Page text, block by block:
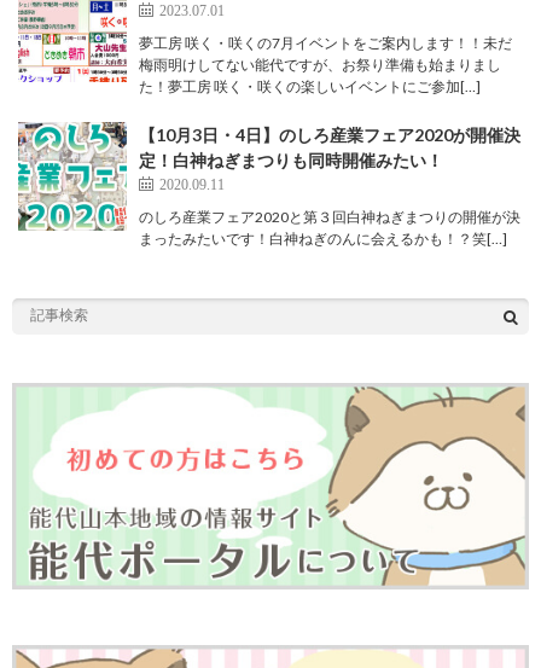
2023.07.01
夢工房 咲く・咲くの7月イベントをご案内します！！未だ
梅雨明けしてない能代ですが、お祭り準備も始まりまし
た！夢工房 咲く・咲くの楽しいイベントにご参加[…]
【10月3日・4日】のしろ産業フェア2020が開催決
定！白神ねぎまつりも同時開催みたい！
2020.09.11
のしろ産業フェア2020と第３回白神ねぎまつりの開催が決
まったみたいです！白神ねぎのんに会えるかも！？笑[…]